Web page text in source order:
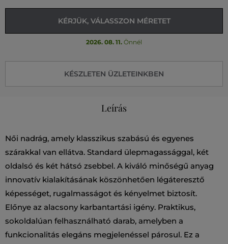
KÉRJÜK, VÁLASSZON MÉRETET
2026. 08. 11. Önnél
KÉSZLETEN ÜZLETEINKBEN
Leírás
Női nadrág, amely klasszikus szabású és egyenes
szárakkal van ellátva. Standard ülepmagassággal, két
oldalsó és két hátsó zsebbel. A kiváló minőségű anyag
innovatív kialakításának köszönhetően légáteresztő
képességet, rugalmasságot és kényelmet biztosít.
Előnye az alacsony karbantartási igény. Praktikus,
sokoldalúan felhasználható darab, amelyben a
funkcionalitás elegáns megjelenéssel párosul. Ez a